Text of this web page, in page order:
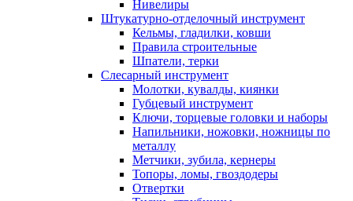
Нивелиры
Штукатурно-отделочный инструмент
Кельмы, гладилки, ковши
Правила строительные
Шпатели, терки
Слесарный инструмент
Молотки, кувалды, киянки
Губцевый инструмент
Ключи, торцевые головки и наборы
Напильники, ножовки, ножницы по
металлу
Метчики, зубила, кернеры
Топоры, ломы, гвоздодеры
Отвертки